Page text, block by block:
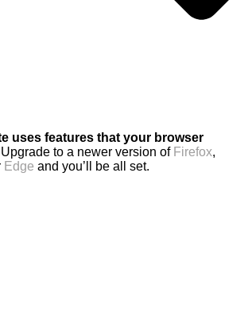
uses features that your browser
Upgrade to a newer version of Firefox,
Edge and you’ll be all set.